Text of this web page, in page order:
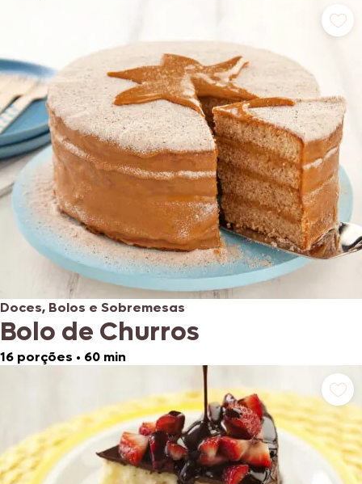
Doces, Bolos e Sobremesas
Bolo de Churros
16 porções • 60 min